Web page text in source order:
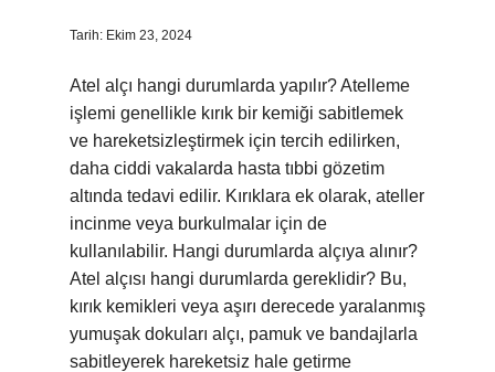
Tarih: Ekim 23, 2024
Atel alçı hangi durumlarda yapılır? Atelleme
işlemi genellikle kırık bir kemiği sabitlemek
ve hareketsizleştirmek için tercih edilirken,
daha ciddi vakalarda hasta tıbbi gözetim
altında tedavi edilir. Kırıklara ek olarak, ateller
incinme veya burkulmalar için de
kullanılabilir. Hangi durumlarda alçıya alınır?
Atel alçısı hangi durumlarda gereklidir? Bu,
kırık kemikleri veya aşırı derecede yaralanmış
yumuşak dokuları alçı, pamuk ve bandajlarla
sabitleyerek hareketsiz hale getirme